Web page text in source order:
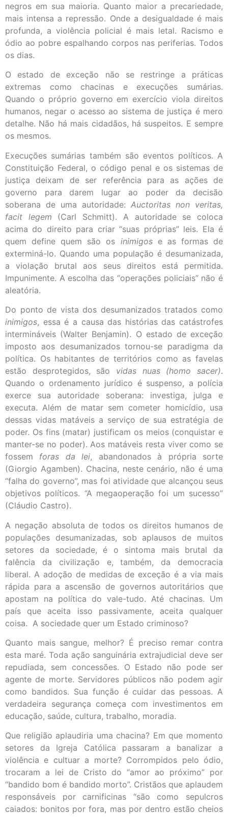
negros em sua maioria. Quanto maior a precariedade,
mais intensa a repressão. Onde a desigualdade é mais
profunda, a violência policial é mais letal. Racismo e
ódio ao pobre espalhando corpos nas periferias. Todos
os dias.
O estado de exceção não se restringe a práticas
extremas como chacinas e execuções sumárias.
Quando o próprio governo em exercício viola direitos
humanos, negar o acesso ao sistema de justiça é mero
detalhe. Não há mais cidadãos, há suspeitos. E sempre
os mesmos.
Execuções sumárias também são eventos políticos. A
Constituição Federal, o código penal e os sistemas de
justiça deixam de ser referência para as ações de
governo para darem lugar ao poder da decisão
soberana de uma autoridade: Auctoritas non veritas,
facit legem (Carl Schmitt). A autoridade se coloca
acima do direito para criar “suas próprias” leis. Ela é
quem define quem são os inimigose as formas de
exterminá-lo. Quando uma população é desumanizada,
a violação brutal aos seus direitos está permitida.
Impunimente. A escolha das “operações policiais” não é
aleatória.
Do ponto de vista dos desumanizados tratados como
inimigos, essa é a causa das histórias das catástrofes
intermináveis (Walter Benjamin). O estado de exceção
imposto aos desumanizados tornou-se paradigma da
política. Os habitantes de territórios como as favelas
estão desprotegidos, são vidas nuas (homo sacer).
Quando o ordenamento jurídico é suspenso, a polícia
exerce sua autoridade soberana: investiga, julga e
executa. Além de matar sem cometer homicídio, usa
dessas vidas matáveis a serviço de sua estratégia de
poder. Os fins (matar) justificam os meios (conquistar e
manter-se no poder). Aos matáveis resta viver como se
fossem foras da lei, abandonados à própria sorte
(Giorgio Agamben). Chacina, neste cenário, não é uma
“falha do governo”, mas foi atividade que alcançou seus
objetivos políticos. “A megaoperação foi um sucesso”
(Cláudio Castro).
A negação absoluta de todos os direitos humanos de
populações desumanizadas, sob aplausos de muitos
setores da sociedade, é o sintoma mais brutal da
falência da civilização e, também, da democracia
liberal. A adoção de medidas de exceção é a via mais
rápida para a ascensão de governos autoritários que
apostam na política do vale-tudo. Até chacinas. Um
país que aceita isso passivamente, aceita qualquer
coisa. A sociedade quer um Estado criminoso?
Quanto mais sangue, melhor? É preciso remar contra
esta maré. Toda ação sanguinária extrajudicial deve ser
repudiada, sem concessões. O Estado não pode ser
agente de morte. Servidores públicos não podem agir
como bandidos. Sua função é cuidar das pessoas. A
verdadeira segurança começa com investimentos em
educação, saúde, cultura, trabalho, moradia.
Que religião aplaudiria uma chacina? Em que momento
setores da Igreja Católica passaram a banalizar a
violência e cultuar a morte? Corrompidos pelo ódio,
trocaram a lei de Cristo do “amor ao próximo” por
“bandido bom é bandido morto”. Cristãos que aplaudem
responsáveis por carnificinas “são como sepulcros
caiados: bonitos por fora, mas por dentro estão cheios